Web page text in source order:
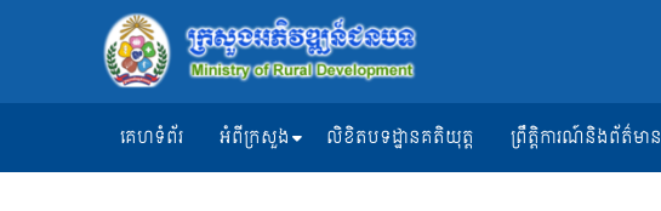
គេហទំព័រ អំពីក្រសួង លិខិតបទដ្ឋានគតិយុត្ត ព្រឹត្តិការណ៍និងព័ត៌មាន